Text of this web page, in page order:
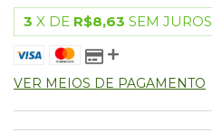
3 X DE R$8,63 SEM JUROS
VER MEIOS DE PAGAMENTO